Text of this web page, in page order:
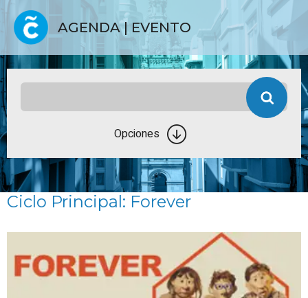
AGENDA | EVENTO
Opciones
Ciclo Principal: Forever